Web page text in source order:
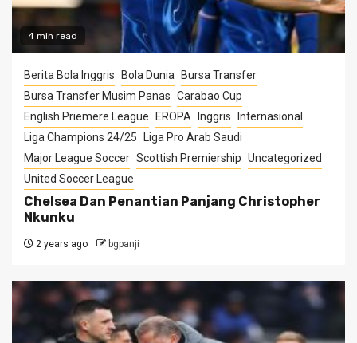
4 min read
Berita Bola Inggris Bola Dunia
Bursa Transfer
Bursa Transfer Musim Panas Carabao Cup
English Priemere League
EROPA Inggris
Internasional
Liga Champions 24/25
Liga Pro Arab Saudi
Major League Soccer Scottish Premiership Uncategorized
United Soccer League
Chelsea Dan Penantian Panjang Christopher
Nkunku
2 years ago bgpanji